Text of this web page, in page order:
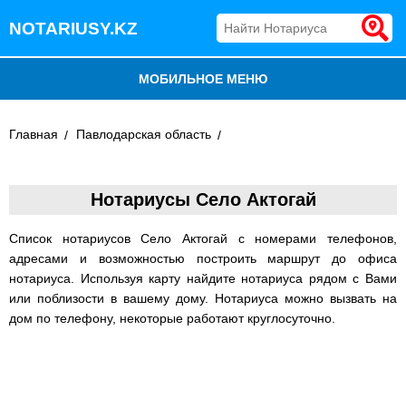
NOTARIUSY.KZ
МОБИЛЬНОЕ МЕНЮ
НОТАРИУСЫ КАЗАХСТАНА
Главная Павлодарская область
Нотариусы Село Актогай
Список нотариусов Село Актогай с номерами телефонов,
адресами и возможностью построить маршрут до офиса
нотариуса. Используя карту найдите нотариуса рядом с Вами
или поблизости в вашему дому. Нотариуса можно вызвать на
дом по телефону, некоторые работают круглосуточно.